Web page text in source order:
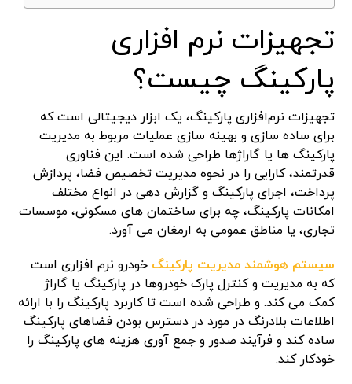
تجهیزات نرم افزاری
پارکینگ چیست؟
تجهیزات نرم‌افزاری پارکینگ، یک ابزار دیجیتالی است که
برای ساده سازی و بهینه سازی عملیات مربوط به مدیریت
پارکینگ ها یا گاراژها طراحی شده است. این فناوری
قدرتمند، کارایی را در نحوه مدیریت تخصیص فضا، پردازش
پرداخت، اجرای پارکینگ و گزارش دهی در انواع مختلف
امکانات پارکینگ، چه برای ساختمان های مسکونی، موسسات
تجاری، یا مناطق عمومی به ارمغان می آورد.
سیستم هوشمند مدیریت پارکینگ خودرو نرم افزاری است
که به مدیریت و کنترل پارک خودروها در پارکینگ یا گاراژ
کمک می کند. و طراحی شده است تا کاربرد پارکینگ را با ارائه
اطلاعات بلادرنگ در مورد در دسترس بودن فضاهای پارکینگ
ساده کند و فرآیند صدور و جمع آوری هزینه های پارکینگ را
خودکار کند.